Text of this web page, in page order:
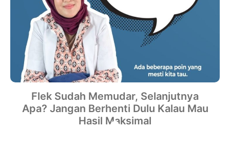
Flek Sudah Memudar, Selanjutnya
Apa? Jangan Berhenti Dulu Kalau Mau
Hasil Maksimal